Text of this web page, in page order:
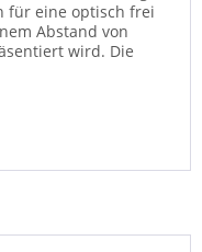
für eine optisch frei
Abstand von
wird. Die